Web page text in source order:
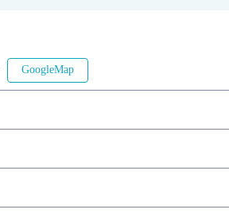
GoogleMap